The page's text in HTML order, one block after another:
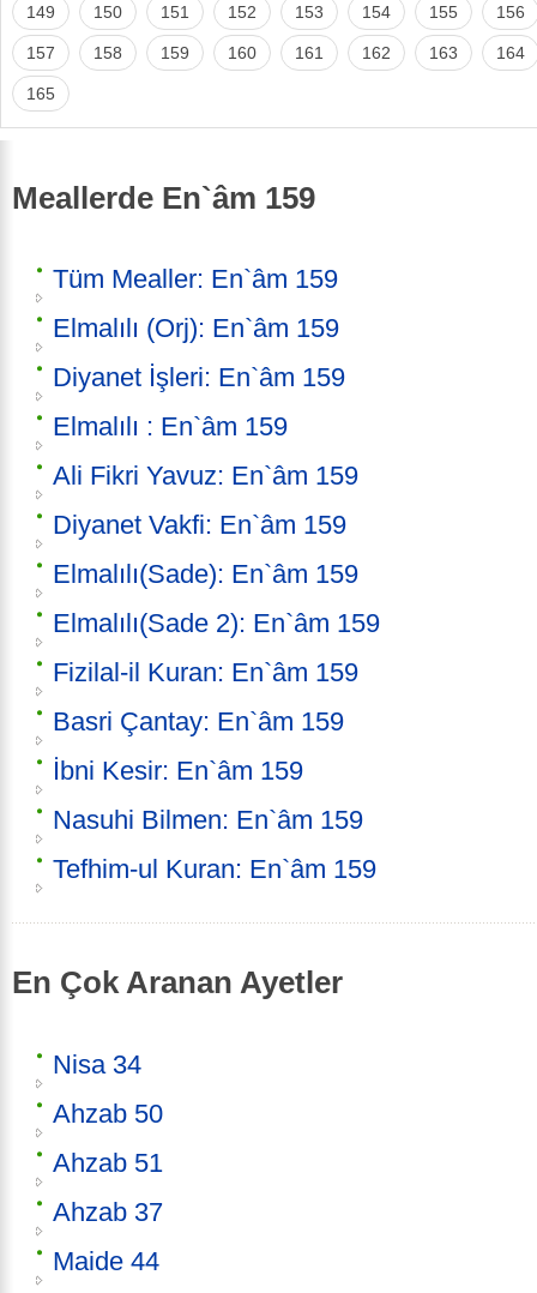
149 150 151 152 153 154 155 156
157 158 159 160 161 162 163 164
165
Meallerde En`âm 159
Tüm Mealler: En`âm 159
Elmalılı (Orj): En`âm 159
Diyanet İşleri: En`âm 159
Elmalılı : En`âm 159
Ali Fikri Yavuz: En`âm 159
Diyanet Vakfi: En`âm 159
Elmalılı(Sade): En`âm 159
Elmalılı(Sade 2): En`âm 159
Fizilal-il Kuran: En`âm 159
Basri Çantay: En`âm 159
İbni Kesir: En`âm 159
Nasuhi Bilmen: En`âm 159
Tefhim-ul Kuran: En`âm 159
En Çok Aranan Ayetler
Nisa 34
Ahzab 50
Ahzab 51
Ahzab 37
Maide 44